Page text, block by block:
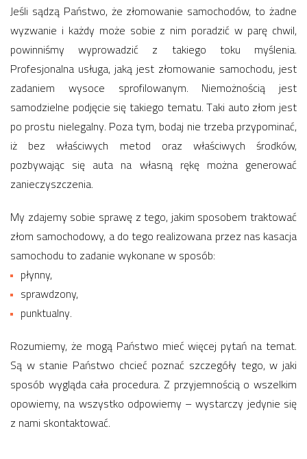
Jeśli sądzą Państwo, że złomowanie samochodów, to żadne
wyzwanie i każdy może sobie z nim poradzić w parę chwil,
powinniśmy wyprowadzić z takiego toku myślenia.
Profesjonalna usługa, jaką jest złomowanie samochodu, jest
zadaniem wysoce sprofilowanym. Niemożnością jest
samodzielne podjęcie się takiego tematu. Taki auto złom jest
po prostu nielegalny. Poza tym, bodaj nie trzeba przypominać,
iż bez właściwych metod oraz właściwych środków,
pozbywając się auta na własną rękę można generować
zanieczyszczenia.
My zdajemy sobie sprawę z tego, jakim sposobem traktować
złom samochodowy, a do tego realizowana przez nas kasacja
samochodu to zadanie wykonane w sposób:
płynny,
sprawdzony,
punktualny.
Rozumiemy, że mogą Państwo mieć więcej pytań na temat.
Są w stanie Państwo chcieć poznać szczegóły tego, w jaki
sposób wygląda cała procedura. Z przyjemnością o wszelkim
opowiemy, na wszystko odpowiemy – wystarczy jedynie się
z nami skontaktować.